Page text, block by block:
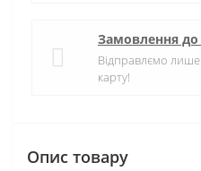
Замовлення до
Відправлємо
карту!
Опис товару